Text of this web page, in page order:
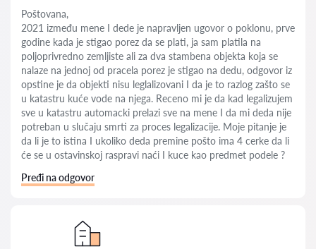
Poštovana,
2021 između mene I dede je napravljen ugovor o poklonu, prve
godine kada je stigao porez da se plati, ja sam platila na
poljoprivredno zemljiste ali za dva stambena objekta koja se
nalaze na jednoj od pracela porez je stigao na dedu, odgovor iz
opstine je da objekti nisu leglalizovani I da je to razlog zašto se
u katastru kuće vode na njega. Receno mi je da kad legalizujem
sve u katastru automacki prelazi sve na mene I da mi deda nije
potreban u slučaju smrti za proces legalizacije. Moje pitanje je
da li je to istina I ukoliko deda premine pošto ima 4 cerke da li
će se u ostavinskoj raspravi naći I kuce kao predmet podele ?
Pređi na odgovor